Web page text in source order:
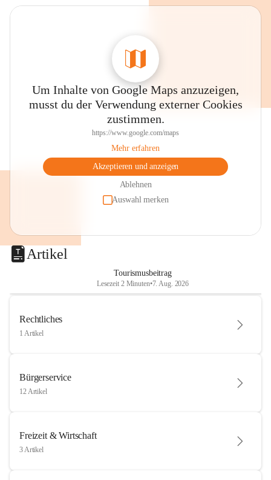
Um Inhalte von Google Maps anzuzeigen,
musst du der Verwendung externer Cookies
zustimmen.
https://www.google.com/maps
Mehr erfahren
Akzeptieren und anzeigen
Ablehnen
Auswahl merken
Artikel
Tourismusbeitrag
Lesezeit 2 Minuten•7. Aug. 2026
Rechtliches
1 Artikel
Bürgerservice
12 Artikel
Freizeit & Wirtschaft
3 Artikel